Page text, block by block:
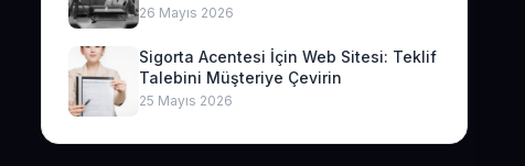
26 Mayıs 2026
Sigorta Acentesi İçin Web Sitesi: Teklif
Talebini Müşteriye Çevirin
25 Mayıs 2026